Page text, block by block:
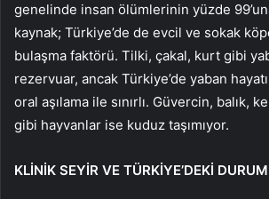
genelinde insan ölümlerinin yüzde
kaynak; Türkiye’de de evcil ve sokak
bulaşma faktörü. Tilki, çakal, kurt gibi
rezervuar, ancak Türkiye’de yaban
oral aşılama ile sınırlı. Güvercin, balık,
gibi hayvanlar ise kuduz taşımıyor.
KLİNİK SEYİR VE TÜRKİYE’DEKİ DURUM